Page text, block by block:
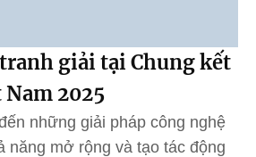
giải tại Chung kết
2025
những giải pháp công nghệ
năng mở rộng và tạo tác động